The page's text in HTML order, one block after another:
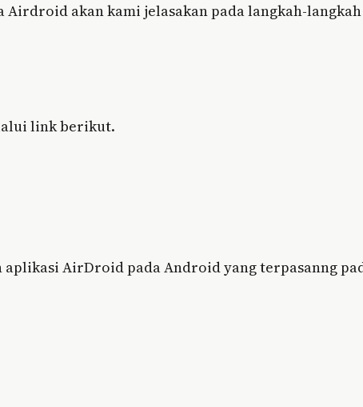
Airdroid akan kami jelasakan pada langkah-
link berikut.
AirDroid pada Android yang terpasanng